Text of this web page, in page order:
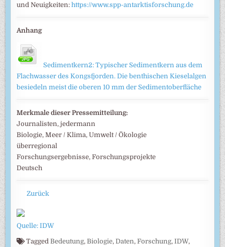
und Neuigkeiten:https://www.spp-antarktisforschung.de
Anhang
Sedimentkern2: Typischer Sedimentkern aus dem
Flachwasser des Kongsfjorden. Die benthischen Kieselalgen
besiedeln meist die oberen 10 mm der Sedimentoberfläche
Merkmale dieser Pressemitteilung:
Journalisten, jedermann
Biologie, Meer / Klima, Umwelt / Ökologie
überregional
Forschungsergebnisse, Forschungsprojekte
Deutsch
Zurück
Quelle: IDW
TaggedBedeutung,Biologie,Daten,Forschung,IDW,